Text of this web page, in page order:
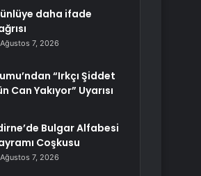
daha ifade
Ağustos 7, 2026
“Irkçı Şiddet
Can Yakıyor” Uyarısı
Bulgar Alfabesi
Coşkusu
Ağustos 7, 2026